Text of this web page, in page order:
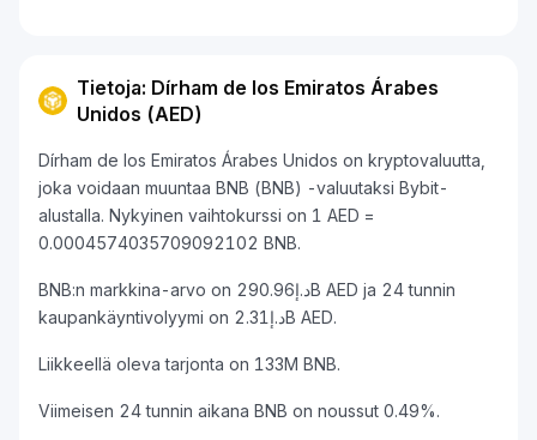
Tietoja: Dírham de los Emiratos Árabes
Unidos (AED)
Dírham de los Emiratos Árabes Unidos on kryptovaluutta,
joka voidaan muuntaa BNB (BNB) -valuutaksi Bybit-
alustalla. Nykyinen vaihtokurssi on 1 AED =
0.0004574035709092102 BNB.
BNB:n markkina-arvo on د.إ290.96B AED ja 24 tunnin
kaupankäyntivolyymi on د.إ2.31B AED.
Liikkeellä oleva tarjonta on 133M BNB.
Viimeisen 24 tunnin aikana BNB on noussut 0.49%.